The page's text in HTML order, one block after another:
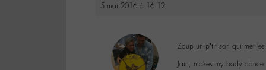
5 mai 2016 à 16:12
Zoup un p’tit son qui met
Jain, makes my body